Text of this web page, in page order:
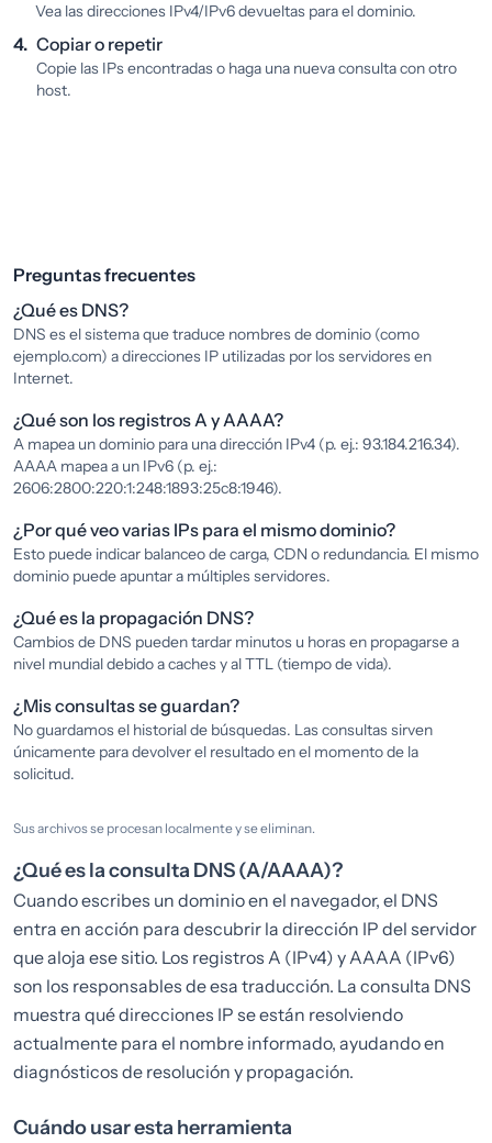
Vea las direcciones IPv4/IPv6 devueltas para el dominio.
4. Copiar o repetir
Copie las IPs encontradas o haga una nueva consulta con otro
host.
Preguntas frecuentes
¿Qué es DNS?
DNS es el sistema que traduce nombres de dominio (como
ejemplo.com) a direcciones IP utilizadas por los servidores en
Internet.
¿Qué son los registros A y AAAA?
A mapea un dominio para una dirección IPv4 (p. ej.: 93.184.216.34).
AAAA mapea a un IPv6 (p. ej.:
2606:2800:220:1:248:1893:25c8:1946).
¿Por qué veo varias IPs para el mismo dominio?
Esto puede indicar balanceo de carga, CDN o redundancia. El mismo
dominio puede apuntar a múltiples servidores.
¿Qué es la propagación DNS?
Cambios de DNS pueden tardar minutos u horas en propagarse a
nivel mundial debido a caches y al TTL (tiempo de vida).
¿Mis consultas se guardan?
No guardamos el historial de búsquedas. Las consultas sirven
únicamente para devolver el resultado en el momento de la
solicitud.
Sus archivos se procesan localmente y se eliminan.
¿Qué es la consulta DNS (A/AAAA)?
Cuando escribes un dominio en el navegador, el DNS
entra en acción para descubrir la dirección IP del servidor
que aloja ese sitio. Los registros A (IPv4) y AAAA (IPv6)
son los responsables de esa traducción. La consulta DNS
muestra qué direcciones IP se están resolviendo
actualmente para el nombre informado, ayudando en
diagnósticos de resolución y propagación.
Cuándo usar esta herramienta